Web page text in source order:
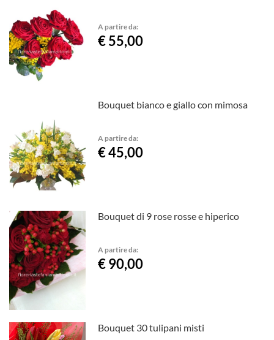
A partire da:
€ 55,00
Bouquet bianco e giallo con mimosa
A partire da:
€ 45,00
Bouquet di 9 rose rosse e hiperico
A partire da:
€ 90,00
Bouquet 30 tulipani misti